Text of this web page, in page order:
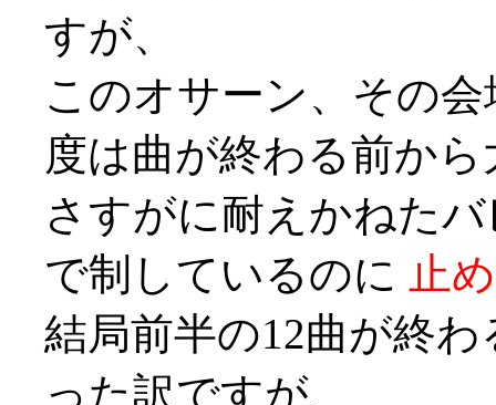
すが、
このオサーン、その
度は曲が終わる前か
さすがに耐えかねた
で制しているのに 止
結局前半の12曲が終
った訳ですが、